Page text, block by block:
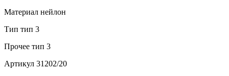
Материал нейлон
Тип тип 3
Прочее тип 3
Артикул 31202/20